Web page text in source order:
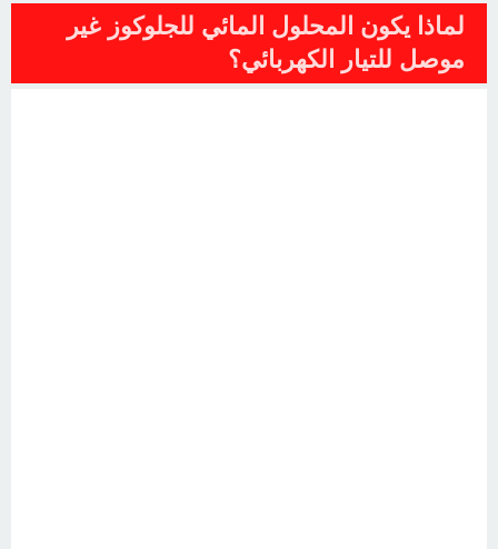
لماذا يكون المحلول المائي للجلوكوز غير
موصل للتيار الكهربائي؟